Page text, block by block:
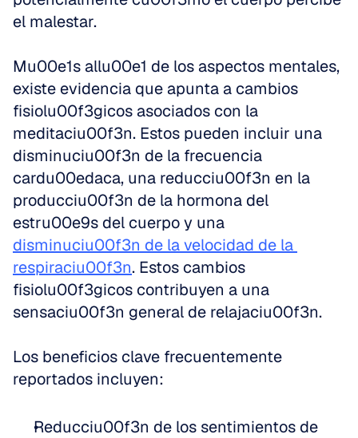
el malestar.
Mu00e1s allu00e1 de los aspectos mentales,
existe evidencia que apunta a cambios
fisiolu00f3gicos asociados con la
meditaciu00f3n. Estos pueden incluir una
disminuciu00f3n de la frecuencia
cardu00edaca, una reducciu00f3n en la
producciu00f3n de la hormona del
disminuciu00f3n de la velocidad de la
respiraciu00f3n. Estos cambios
fisiolu00f3gicos contribuyen a una
sensaciu00f3n general de relajaciu00f3n.
Los beneficios clave frecuentemente
reportados incluyen:
Reducciu00f3n de los sentimientos de